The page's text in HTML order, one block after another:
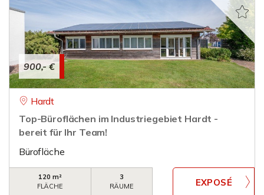
900,- €
Hardt
Top-Büroflächen im Industriegebiet Hardt -
bereit für Ihr Team!
Bürofläche
120 m²
FLÄCHE
3
RÄUME